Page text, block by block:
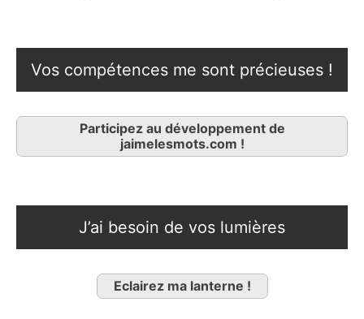
Vos compétences me sont précieuses !
Participez au développement de
jaimelesmots.com !
J’ai besoin de vos lumières
Eclairez ma lanterne !